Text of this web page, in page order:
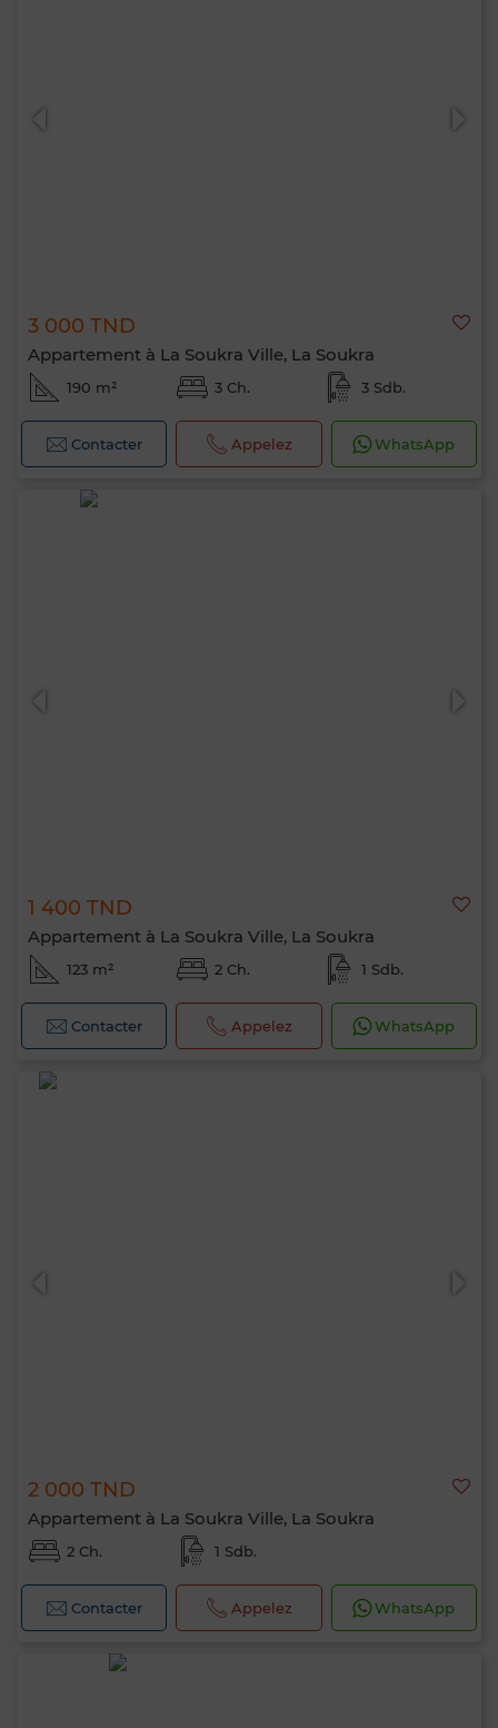
3 000 TND
Appartement à La Soukra Ville, La Soukra
190 m² 3 Ch. 3 Sdb.
Contacter Appelez WhatsApp
1 400 TND
Appartement à La Soukra Ville, La Soukra
123 m² 2 Ch. 1 Sdb.
Contacter Appelez WhatsApp
2 000 TND
Appartement à La Soukra Ville, La Soukra
2 Ch. 1 Sdb.
Contacter Appelez WhatsApp